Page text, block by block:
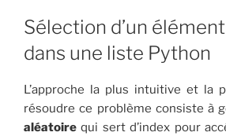
Sélection d’un
dans une liste Python
L’approche la plus intuitive et la
résoudre ce problème consiste à
aléatoire qui sert d’index pour